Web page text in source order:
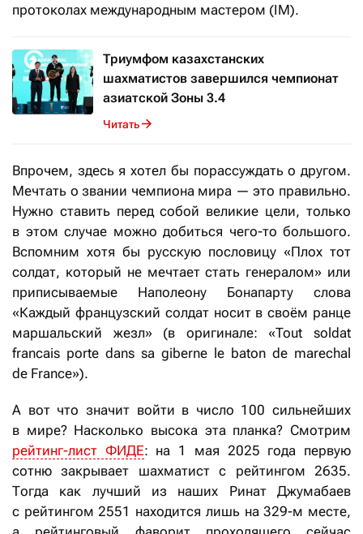
протоколах международным мастером (IM).
Триумфом казахстанских
шахматистов завершился чемпионат
азиатской Зоны 3.4
Читать
Впрочем, здесь я хотел бы порассуждать о другом.
Мечтать о звании чемпиона мира — это правильно.
Нужно ставить перед собой великие цели, только
в этом случае можно добиться чего-то большого.
Вспомним хотя бы русскую пословицу «Плох тот
солдат, который не мечтает стать генералом» или
приписываемые Наполеону Бонапарту слова
«Каждый французский солдат носит в своём ранце
маршальский жезл» (в оригинале: «Tout soldat
francais porte dans sa giberne le baton de marechal
de France»).
А вот что значит войти в число 100 сильнейших
в мире? Насколько высока эта планка? Смотрим
рейтинг-лист ФИДЕ: на 1 мая 2025 года первую
сотню закрывает шахматист с рейтингом 2635.
Тогда как лучший из наших Ринат Джумабаев
с рейтингом 2551 находится лишь на 329-м месте,